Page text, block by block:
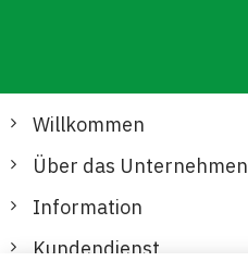
Willkommen
Über das Unternehmen
Information
Kundendienst